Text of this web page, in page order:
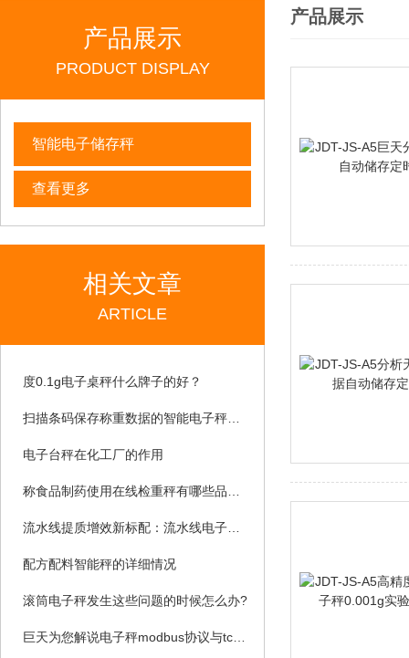
产品展示
PRODUCT DISPLAY
智能电子储存秤
查看更多
相关文章
ARTICLE
度0.1g电子桌秤什么牌子的好？
电子台秤在化工厂的作用
配方配料智能秤的详细情况
滚筒电子秤发生这些问题的时候怎么办?
产品展示